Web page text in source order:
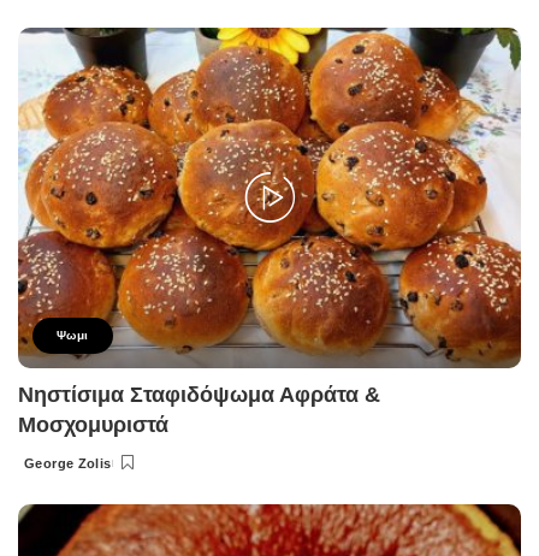
Ψωμι
Νηστίσιμα Σταφιδόψωμα Αφράτα &
Μοσχομυριστά
Posted
George Zolis